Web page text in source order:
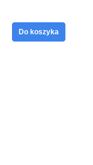
Do koszyka